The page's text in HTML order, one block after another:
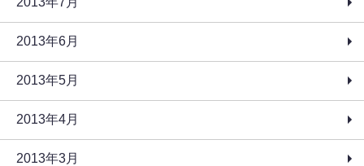
2013年6月
2013年5月
2013年4月
2013年3月